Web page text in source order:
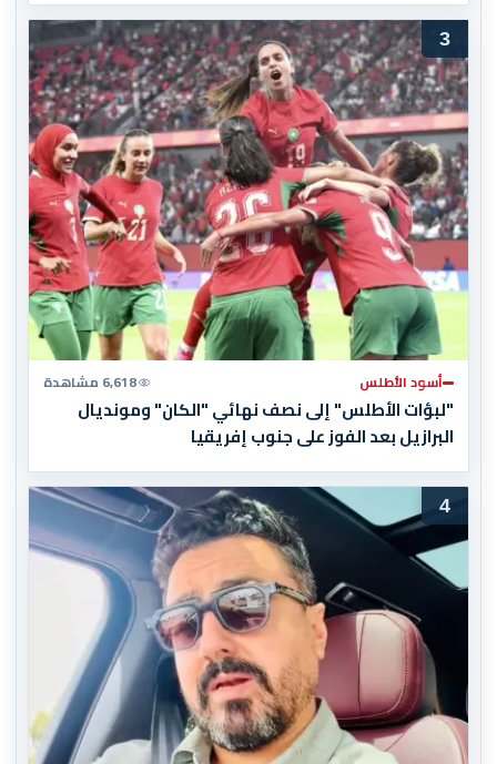
3
أسود الأطلس 6,618 مشاهدة
"لبؤات الأطلس" إلى نصف نهائي "الكان" ومونديال
البرازيل بعد الفوز على جنوب إفريقيا
4